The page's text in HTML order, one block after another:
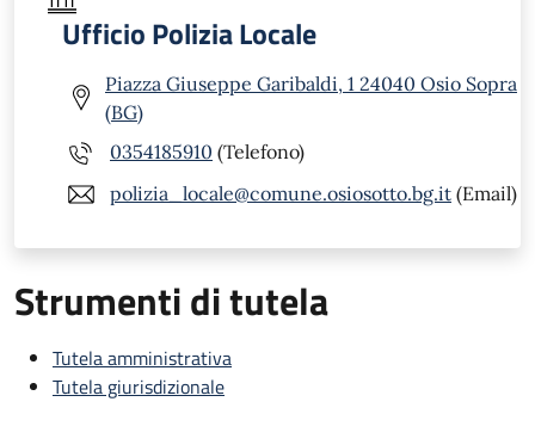
Ufficio Polizia Locale
Piazza Giuseppe Garibaldi, 1 24040 Osio Sopra
(BG)
0354185910 (Telefono)
polizia_locale@comune.osiosotto.bg.it (Email)
Strumenti di tutela
Tutela amministrativa
Tutela giurisdizionale